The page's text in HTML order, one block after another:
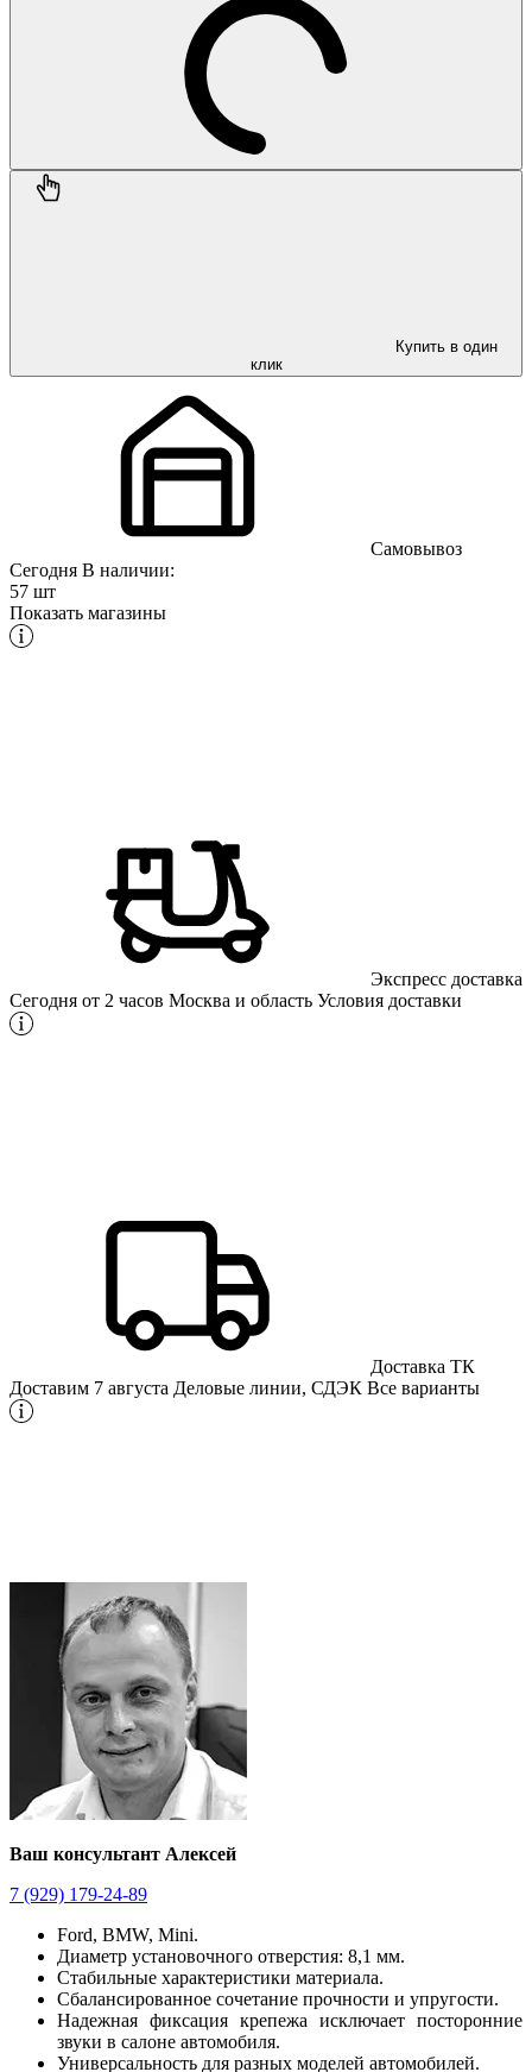
Купить в один
клик
Самовывоз
Сегодня В наличии:
57 шт
Показать магазины
Экспресс доставка
Сегодня от 2 часов Москва и область Условия доставки
Доставка ТК
Доставим 7 августа Деловые линии, СДЭК Все варианты
Ваш консультант Алексей
7 (929) 179-24-89
Ford, BMW, Mini.
Диаметр установочного отверстия: 8,1 мм.
Стабильные характеристики материала.
Сбалансированное сочетание прочности и упругости.
Надежная фиксация крепежа исключает посторонние
звуки в салоне автомобиля.
Универсальность для разных моделей автомобилей.